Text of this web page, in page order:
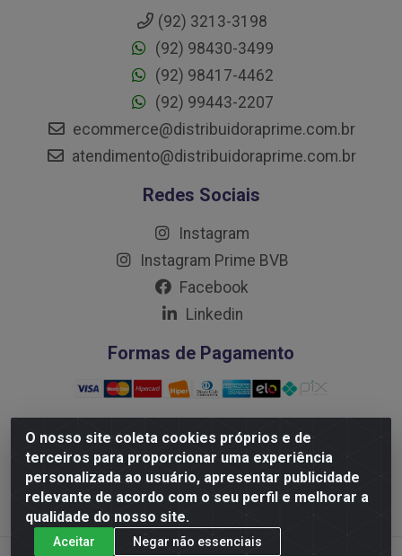
O nosso site coleta cookies próprios e de
terceiros para proporcionar uma experiência
personalizada ao usuário, apresentar publicidade
relevante de acordo com o seu perfil e melhorar a
qualidade do nosso site.
Aceitar Negar não essenciais
(92) 3213-3198
(92) 98430-3499
(92) 98417-4462
(92) 99443-2207
ecommerce@distribuidoraprime.com.br
atendimento@distribuidoraprime.com.br
Redes Sociais
Instagram
Instagram Prime BVB
Facebook
Linkedin
Formas de Pagamento
Distribuidora Prime LTDA - Av. Professor Nilton Lins, 781
- Flores, Manaus/AM - CEP 69.058-030 - CNPJ:
10.717.750/0001-32